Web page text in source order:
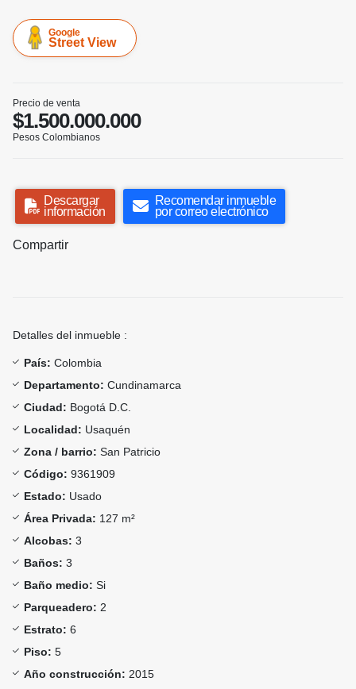
Google
Street View
Precio de venta
$1.500.000.000
Pesos Colombianos
Descargar
información
Recomendar inmueble
por correo electrónico
Compartir
Detalles del inmueble :
País: Colombia
Departamento: Cundinamarca
Ciudad: Bogotá D.C.
Localidad: Usaquén
Zona / barrio: San Patricio
Código: 9361909
Estado: Usado
Área Privada: 127 m²
Alcobas: 3
Baños: 3
Baño medio: Si
Parqueadero: 2
Estrato: 6
Piso: 5
Año construcción: 2015